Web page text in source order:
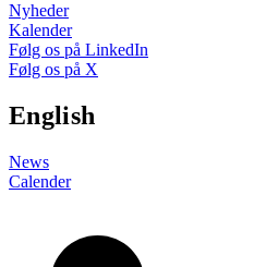
Nyheder
Kalender
Følg os på LinkedIn
Følg os på X
English
News
Calender